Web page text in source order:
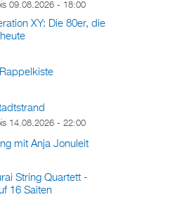
09.08.2026 - 18:00
XY: Die 80er, die
14.08.2026 - 22:00
mit Anja Jonuleit
String Quartett -
16 Saiten